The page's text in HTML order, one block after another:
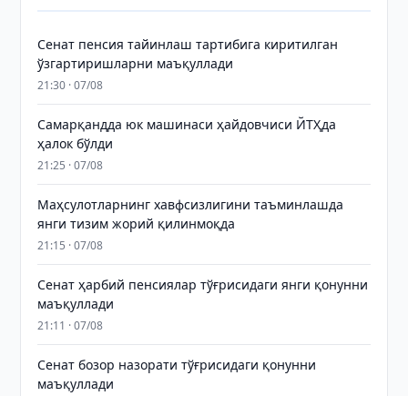
Сенат пенсия тайинлаш тартибига киритилган
ўзгартиришларни маъқуллади
21:30 · 07/08
Самарқандда юк машинаси ҳайдовчиси ЙТҲда
ҳалок бўлди
21:25 · 07/08
Маҳсулотларнинг хавфсизлигини таъминлашда
янги тизим жорий қилинмоқда
21:15 · 07/08
Сенат ҳарбий пенсиялар тўғрисидаги янги қонунни
маъқуллади
21:11 · 07/08
Сенат бозор назорати тўғрисидаги қонунни
маъқуллади